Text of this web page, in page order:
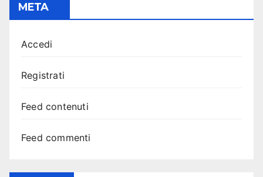
META
Accedi
Registrati
Feed contenuti
Feed commenti